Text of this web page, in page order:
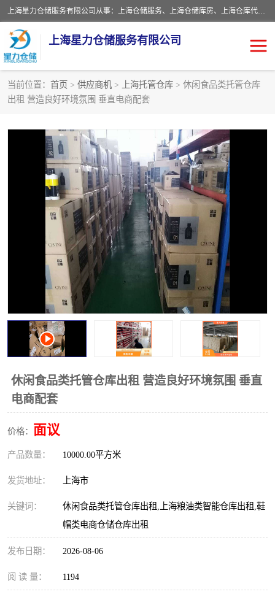
上海星力仓储服务有限公司从事：上海仓储服务、上海仓储库房、上海仓库代运营、上海仓库对外出租、上海仓库外包、上海三方仓储、上海电商仓储代发、上海电商代发货仓库、上海托管仓库、上海仓储配送。上海星力仓储服务有限公司现在拥有100个分仓、10万余平方的标准库房，精炼员工几百名，与几千家客户合作，公司已跻身上海仓储行业前列。欢迎来电咨询！
上海星力仓储服务有限公司
当前位置： 首页 > 供应商机 > 上海托管仓库 > 休闲食品类托管仓库
出租 营造良好环境氛围 垂直电商配套
休闲食品类托管仓库出租 营造良好环境氛围 垂直
电商配套
价格： 面议
产品数量： 10000.00平方米
发货地址： 上海市
关键词：
休闲食品类托管仓库出租,上海粮油类智能仓库出租,鞋
帽类电商仓储仓库出租
发布日期： 2026-08-06
阅 读 量： 1194
上海仓库对外出租
上海仓储配送 上海仓库外包
上海仓库代运营 上海托管仓库
上海第三方仓储 上海仓储服务
上海电商代发货仓库
上海托管仓库